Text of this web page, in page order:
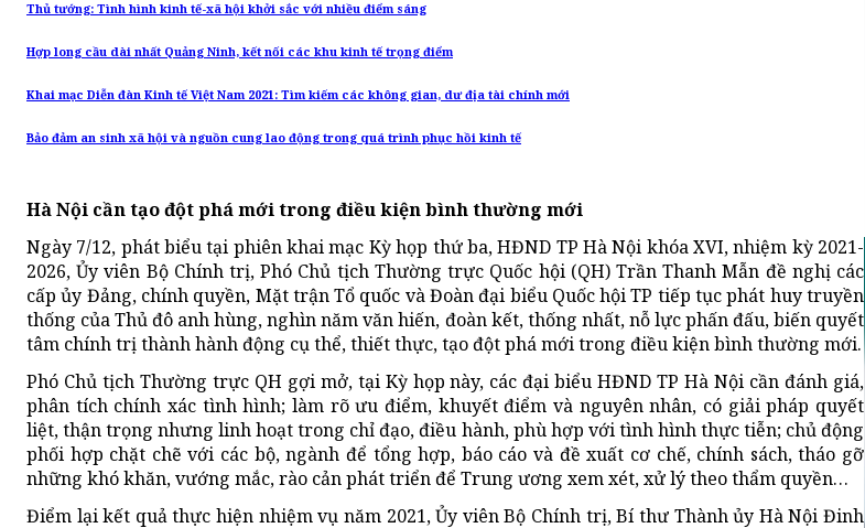
Thủ tướng: Tình hình kinh tế-xã hội khởi sắc với nhiều điểm sáng
Hợp long cầu dài nhất Quảng Ninh, kết nối các khu kinh tế trọng điểm
Khai mạc Diễn đàn Kinh tế Việt Nam 2021: Tìm kiếm các không gian, dư địa tài chính mới
Bảo đảm an sinh xã hội và nguồn cung lao động trong quá trình phục hồi kinh tế
Hà Nội cần tạo đột phá mới trong điều kiện bình thường mới
Ngày 7/12, phát biểu tại phiên khai mạc Kỳ họp thứ ba, HĐND TP Hà Nội khóa XVI, nhiệm kỳ 2021-
2026, Ủy viên Bộ Chính trị, Phó Chủ tịch Thường trực Quốc hội (QH) Trần Thanh Mẫn đề nghị các
cấp ủy Đảng, chính quyền, Mặt trận Tổ quốc và Đoàn đại biểu Quốc hội TP tiếp tục phát huy truyền
thống của Thủ đô anh hùng, nghìn năm văn hiến, đoàn kết, thống nhất, nỗ lực phấn đấu, biến quyết
tâm chính trị thành hành động cụ thể, thiết thực, tạo đột phá mới trong điều kiện bình thường mới.
Phó Chủ tịch Thường trực QH gợi mở, tại Kỳ họp này, các đại biểu HĐND TP Hà Nội cần đánh giá,
phân tích chính xác tình hình; làm rõ ưu điểm, khuyết điểm và nguyên nhân, có giải pháp quyết
liệt, thận trọng nhưng linh hoạt trong chỉ đạo, điều hành, phù hợp với tình hình thực tiễn; chủ động
phối hợp chặt chẽ với các bộ, ngành để tổng hợp, báo cáo và đề xuất cơ chế, chính sách, tháo gỡ
những khó khăn, vướng mắc, rào cản phát triển để Trung ương xem xét, xử lý theo thẩm quyền…
Điểm lại kết quả thực hiện nhiệm vụ năm 2021, Ủy viên Bộ Chính trị, Bí thư Thành ủy Hà Nội Đinh